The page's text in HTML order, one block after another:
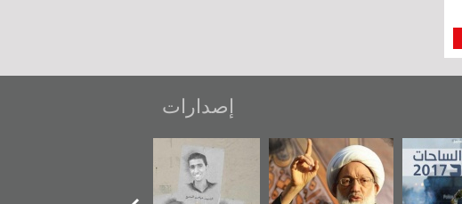
إصدارات
عاشوراء البحرين...
ويكيليكس السفارة
الأمريكية
شهداء وطن